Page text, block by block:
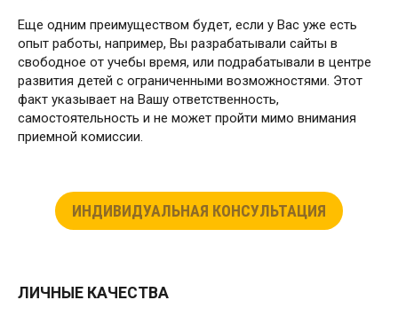
Еще одним преимуществом будет, если у Вас уже есть
опыт работы, например, Вы разрабатывали сайты в
свободное от учебы время, или подрабатывали в центре
развития детей с ограниченными возможностями. Этот
факт указывает на Вашу ответственность,
самостоятельность и не может пройти мимо внимания
приемной комиссии.
ИНДИВИДУАЛЬНАЯ КОНСУЛЬТАЦИЯ
ЛИЧНЫЕ КАЧЕСТВА